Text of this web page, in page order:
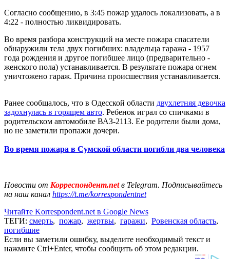
Согласно сообщению, в 3:45 пожар удалось локализовать, а в
4:22 - полностью ликвидировать.
Во время разбора конструкций на месте пожара спасатели
обнаружили тела двух погибших: владельца гаража - 1957
года рождения и другое погибшее лицо (предварительно -
женского пола) устанавливается. В результате пожара огнем
уничтожено гараж. Причина происшествия устанавливается.
Ранее сообщалось, что в Одесской области двухлетняя девочка
задохнулась в горящем авто. Ребенок играл со спичками в
родительском автомобиле ВАЗ-2113. Ее родители были дома,
но не заметили пропажи дочери.
Во время пожара в Сумской области погибли два человека
Новости от Корреспондент.netв Telegram. Подписывайтесь
на наш канал https://t.me/korrespondentnet
Читайте Korrespondent.net в Google News
ТЕГИ: смерть, пожар, жертвы, гаражи, Ровенская область,
погибшие
Если вы заметили ошибку, выделите необходимый текст и
нажмите Ctrl+Enter, чтобы сообщить об этом редакции.